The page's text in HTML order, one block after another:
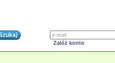
Załóż konto